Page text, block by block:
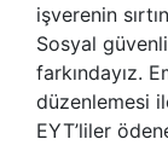
işverenin
Sosyal
farkındayız.
düzenlemesi
EYT’liler